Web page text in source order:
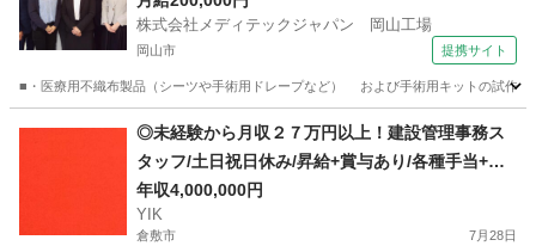
株式会社メディテックジャパン 岡山工場
岡山市 提携サイト
■・医療用不織布製品（シーツや手術用ドレープなど） および手術用キットの試
一般事務
◎未経験から月収２７万円以上！建設管理事務ス
タッフ/土日祝日休み/昇給+賞与あり/各種手当+寮
完備
年収4,000,000円
YIK
倉敷市 7月28日